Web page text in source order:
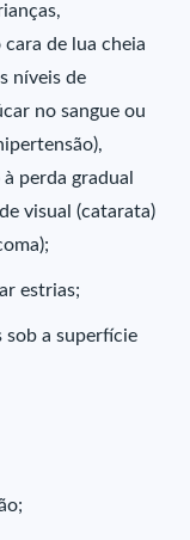
de lua cheia
níveis de
no sangue ou
perda gradual
visual (catarata)
estrias;
sob a superfície